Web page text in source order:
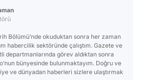
Bölümü’nde okuduktan sonra her zaman
habercilik sektöründe çalıştım. Gazete ve
departmanlarında görev aldıktan sonra
bünyesinde bulunmaktayım. Doğru ve
ve dünyadan haberleri sizlere ulaştırmak